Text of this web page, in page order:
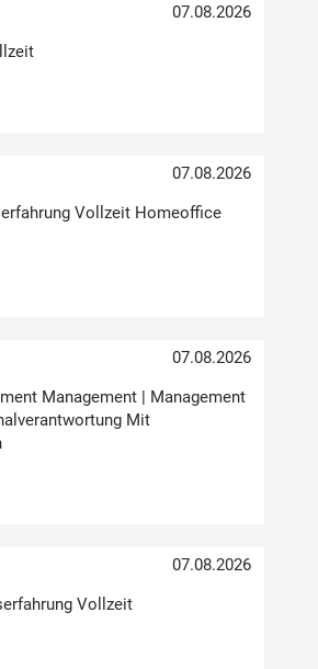
07.08.2026
07.08.2026
Vollzeit Homeoffice
07.08.2026
Management | Management
Mit
07.08.2026
Vollzeit